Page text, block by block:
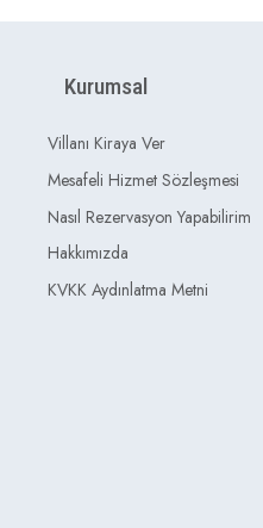
Kurumsal
Villanı Kiraya Ver
Mesafeli Hizmet Sözleşmesi
Nasıl Rezervasyon Yapabilirim
Hakkımızda
KVKK Aydınlatma Metni